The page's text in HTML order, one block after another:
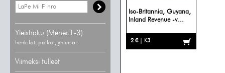
Yleishaku (Menec1-3)
henkilöt, paikat, yhteisöt
Viimeksi tulleet
Iso-Britannia, Guyana,
Inland Revenue -v...
2 € | K3